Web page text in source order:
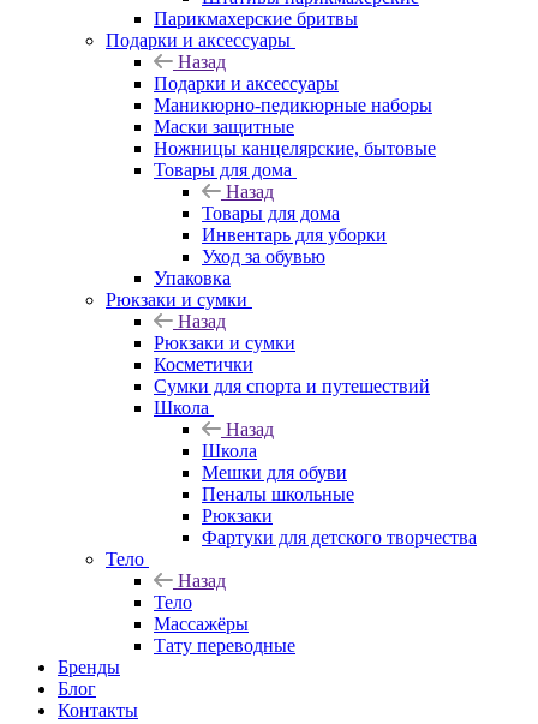
Парикмахерские бритвы
Подарки и аксессуары
Назад
Подарки и аксессуары
Маникюрно-педикюрные наборы
Маски защитные
Ножницы канцелярские, бытовые
Товары для дома
Назад
Товары для дома
Инвентарь для уборки
Уход за обувью
Упаковка
Рюкзаки и сумки
Назад
Рюкзаки и сумки
Косметички
Сумки для спорта и путешествий
Школа
Назад
Школа
Мешки для обуви
Пеналы школьные
Рюкзаки
Фартуки для детского творчества
Тело
Назад
Тело
Массажёры
Тату переводные
Бренды
Блог
Контакты